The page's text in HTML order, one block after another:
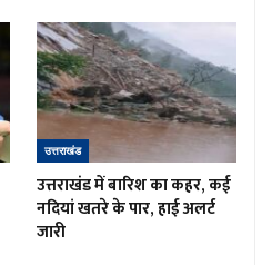
उत्तराखंड
उत्तराखंड में बारिश का कहर, कई
नदियां खतरे के पार, हाई अलर्ट
जारी